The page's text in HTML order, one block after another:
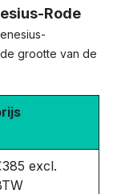
Rode
grootte van de
excl.